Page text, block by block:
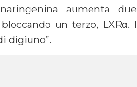
aumenta due
un terzo, LXRα. I
digiuno”.